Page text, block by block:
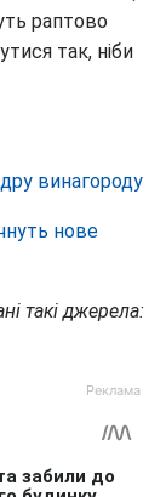
раптово
так, ніби
винагороду
нове
такі джерела: